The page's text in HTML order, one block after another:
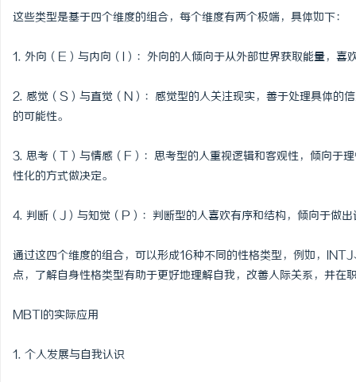
这些类型是基于四个维度的组合，每个维度有两个极端，具体如下：
1. 外向（E）与内向（I）：外向的人倾向于从外部世界获取能量，
2. 感觉（S）与直觉（N）：感觉型的人关注现实，善于处理具体的
的可能性。
3. 思考（T）与情感（F）：思考型的人重视逻辑和客观性，倾向于
性化的方式做决定。
4. 判断（J）与知觉（P）：判断型的人喜欢有序和结构，倾向于做
通过这四个维度的组合，可以形成16种不同的性格类型，例如，
点，了解自身性格类型有助于更好地理解自我，改善人际关系，并在
MBTI的实际应用
1. 个人发展与自我认识
飞牛影视：打造新时代